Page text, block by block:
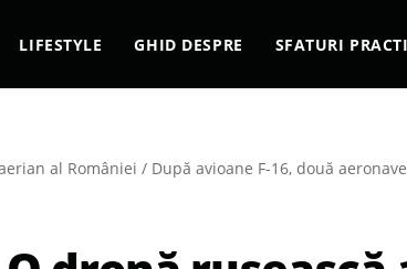
LIFESTYLE GHID DESPRE SFATURI
al României / După avioane F-16, două